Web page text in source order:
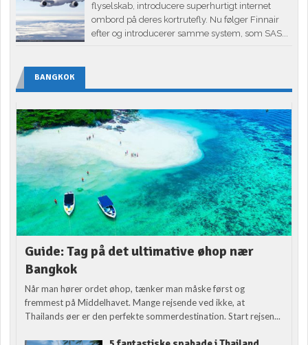
flyselskab, introducere superhurtigt internet
ombord på deres kortrutefly. Nu følger Finnair
efter og introducerer samme system, som SAS...
BANGKOK
Guide: Tag på det ultimative øhop nær
Bangkok
Når man hører ordet øhop, tænker man måske først og
fremmest på Middelhavet. Mange rejsende ved ikke, at
Thailands øer er den perfekte sommerdestination. Start rejsen...